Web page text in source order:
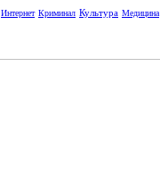
Интернет Криминал Культура Медицина